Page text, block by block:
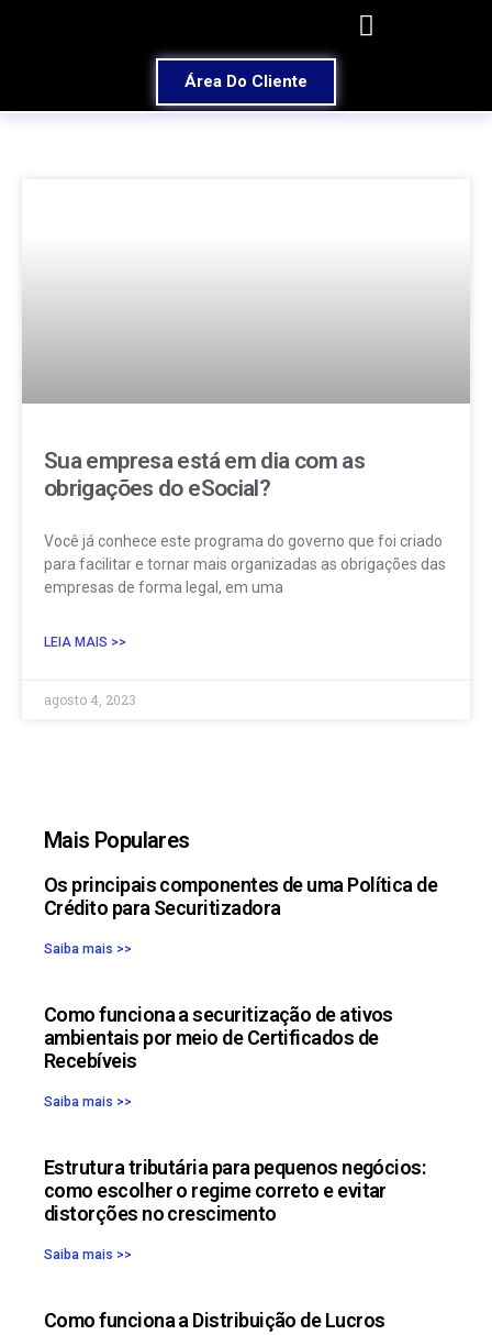
Área Do Cliente
Sua empresa está em dia com as
obrigações do eSocial?
Você já conhece este programa do governo que foi criado
para facilitar e tornar mais organizadas as obrigações das
empresas de forma legal, em uma
LEIA MAIS >>
agosto 4, 2023
Mais Populares
Os principais componentes de uma Política de
Crédito para Securitizadora
Saiba mais >>
Como funciona a securitização de ativos
ambientais por meio de Certificados de
Recebíveis
Saiba mais >>
Estrutura tributária para pequenos negócios:
como escolher o regime correto e evitar
distorções no crescimento
Saiba mais >>
Como funciona a Distribuição de Lucros